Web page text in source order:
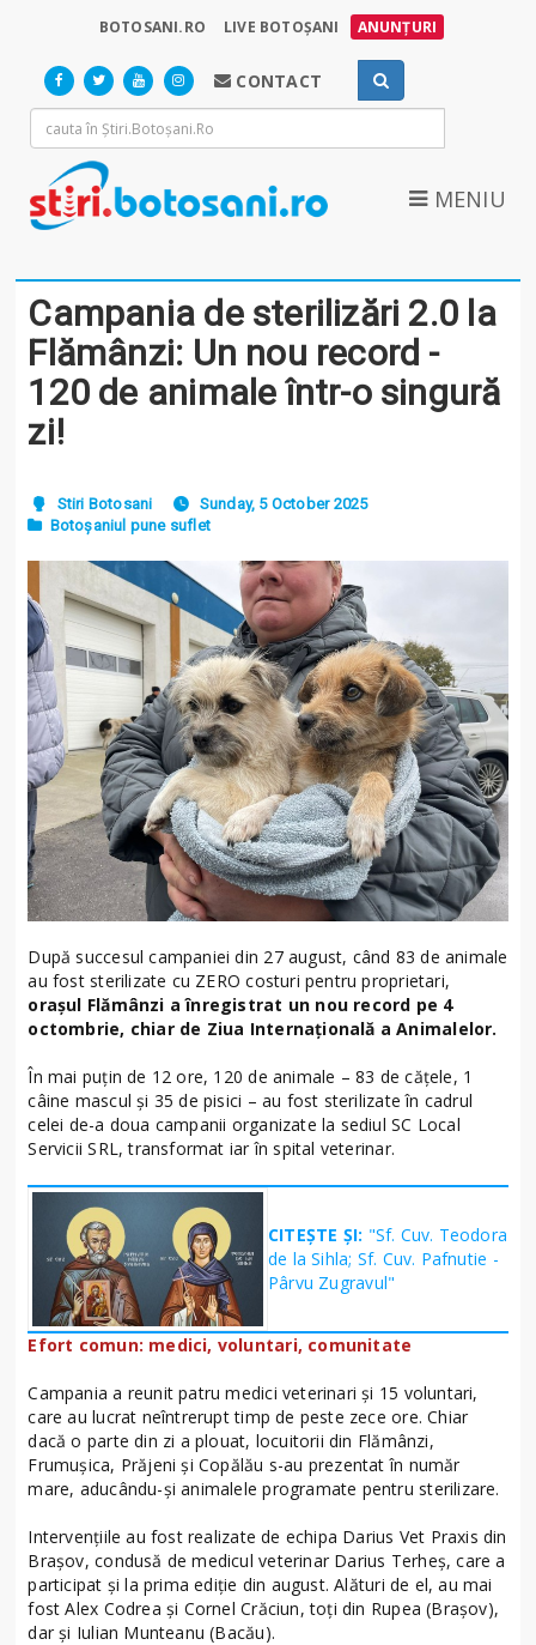
BOTOSANI.RO LIVE BOTOȘANI ANUNȚURI
CONTACT
MENIU
Campania de sterilizări 2.0 la
Flămânzi: Un nou record -
120 de animale într-o singură
zi!
Stiri Botosani
Sunday, 5 October 2025
Botoșaniul pune suflet
După succesul campaniei din 27 august, când 83 de animale
au fost sterilizate cu ZERO costuri pentru proprietari,
orașul Flămânzi a înregistrat un nou record pe 4
octombrie, chiar de Ziua Internațională a Animalelor.
În mai puțin de 12 ore, 120 de animale – 83 de cățele, 1
câine mascul și 35 de pisici – au fost sterilizate în cadrul
celei de-a doua campanii organizate la sediul SC Local
Servicii SRL, transformat iar în spital veterinar.
CITEȘTE ȘI: "Sf. Cuv. Teodora
de la Sihla; Sf. Cuv. Pafnutie -
Pârvu Zugravul"
Efort comun: medici, voluntari, comunitate
Campania a reunit patru medici veterinari și 15 voluntari,
care au lucrat neîntrerupt timp de peste zece ore. Chiar
dacă o parte din zi a plouat, locuitorii din Flămânzi,
Frumușica, Prăjeni și Copălău s-au prezentat în număr
mare, aducându-și animalele programate pentru sterilizare.
Intervențiile au fost realizate de echipa Darius Vet Praxis din
Brașov, condusă de medicul veterinar Darius Terheș, care a
participat și la prima ediție din august. Alături de el, au mai
fost Alex Codrea și Cornel Crăciun, toți din Rupea (Brașov),
dar și Iulian Munteanu (Bacău).